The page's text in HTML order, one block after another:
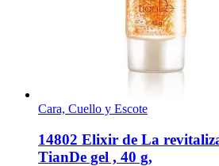
Cara, Cuello y Escote
14802 Elixir de La
TianDe gel , 40 g,